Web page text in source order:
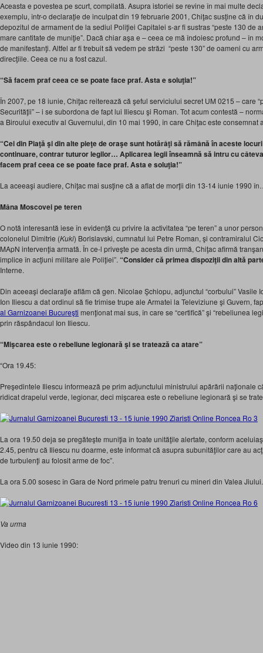
Aceasta e povestea pe scurt, compilată. Asupra istoriei se revine în mai multe
exemplu, într-o declaraţie de inculpat din 19 februarie 2001, Chiţac susţine că în
depozitul de armament de la sediul Poliţiei Capitalei s-ar fi sustras “peste 130 de
mare cantitate de muniţie”. Dacă chiar aşa e – ceea ce mă îndoiesc profund – în
de manifestanţi. Altfel ar fi trebuit să vedem pe străzi “peste 130” de oameni cu
direcţiile. Ceea ce nu a fost cazul.
“Să facem praf ceea ce se poate face praf. Asta e soluţia!”
În 2007, pe 18 iunie, Chiţac reiterează că şeful serviciului secret UM 0215 – care
Securităţii” – i se subordona de fapt lui Iliescu şi Roman. Tot acum contestă –
a Biroului executiv al Guvernului, din 10 mai 1990, în care Chiţac este consemnat
“Cei din Piaţă şi din alte pieţe de oraşe sunt hotărâţi să rămână în aceste
continuare, contrar tuturor legilor… Aplicarea legii înseamnă să intru cu
facem praf ceea ce se poate face praf. Asta e soluţia!”
La aceeaşi audiere, Chiţac mai susţine că a aflat de morţii din 13-14 iunie 1990
Mâna Moscovei pe teren
O notă interesantă iese în evidenţă cu privire la activitatea “pe teren” a unor
colonelul Dimitrie (Kuki) Borislavski, cumnatul lui Petre Roman, şi contramiralul
MApN intervenţia armată. În ce-l priveşte pe acesta din urmă, Chiţac afirmă
implice în acţiuni militare ale Poliţiei”. “Consider că primea dispoziţii din altă
Interne.
Din aceeaşi declaraţie aflăm că gen. Nicolae Şchiopu, adjunctul “corbului” Vasile
Ion Iliescu a dat ordinul să fie trimise trupe ale Armatei la Televiziune şi Guvern,
al Garnizoanei Bucureşti menţionat mai sus, în care se “certifică” şi “rebeliunea
prin răspândacul Ion Iliescu.
“Mişcarea este o rebeliune legionară şi se tratează ca atare”
“Ora 19.45:
Preşedintele Iliescu informează pe prim adjunctului ministrului apărării naţionale
ridicat drapelul verde, legionar, deci mişcarea este o rebeliune legionară şi se
La ora 19.50 deja se pregăteşte muniţia în toate unităţile alertate, conform
2.45, pentru că Iliescu nu doarme, este informat că asupra subunităţilor care au
de turbulenţi au folosit arme de foc”.
La ora 5.00 sosesc în Gara de Nord primele patru trenuri cu mineri din Valea Jiului.
Va urma
Video din 13 iunie 1990: